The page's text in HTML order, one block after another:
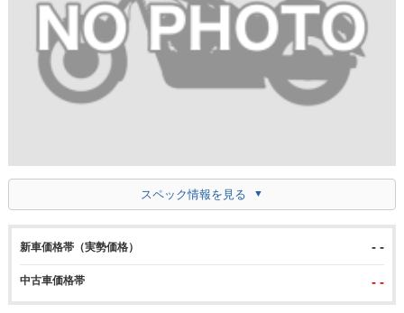
スペック情報を見る
新車価格帯（実勢価格） - -
中古車価格帯 - -